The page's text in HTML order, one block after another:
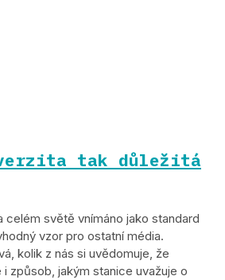
tak důležitá
celém světě vnímáno jako standard
vzor pro ostatní média.
kolik z nás si uvědomuje, že
způsob, jakým stanice uvažuje o